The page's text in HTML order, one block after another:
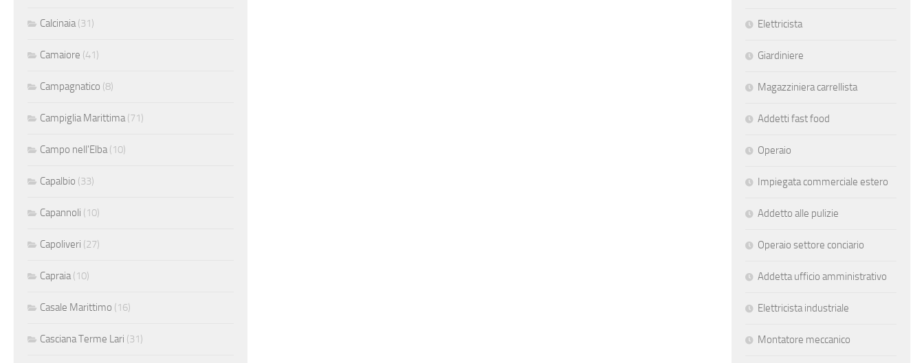
Calcinaia(31)
Camaiore (41)
Campagnatico (8)
Campiglia Marittima(71)
Campo nell'Elba(10)
Capalbio (33)
Capannoli (10)
Capoliveri (27)
Capraia(10)
Casale Marittimo (16)
Casciana Terme Lari (31)
Elettricista
Giardiniere
Magazziniera carrellista
Addetti fast food
Operaio
Impiegata commerciale estero
Addetto alle pulizie
Operaio settore conciario
Addetta ufficio amministrativo
Elettricista industriale
Montatore meccanico